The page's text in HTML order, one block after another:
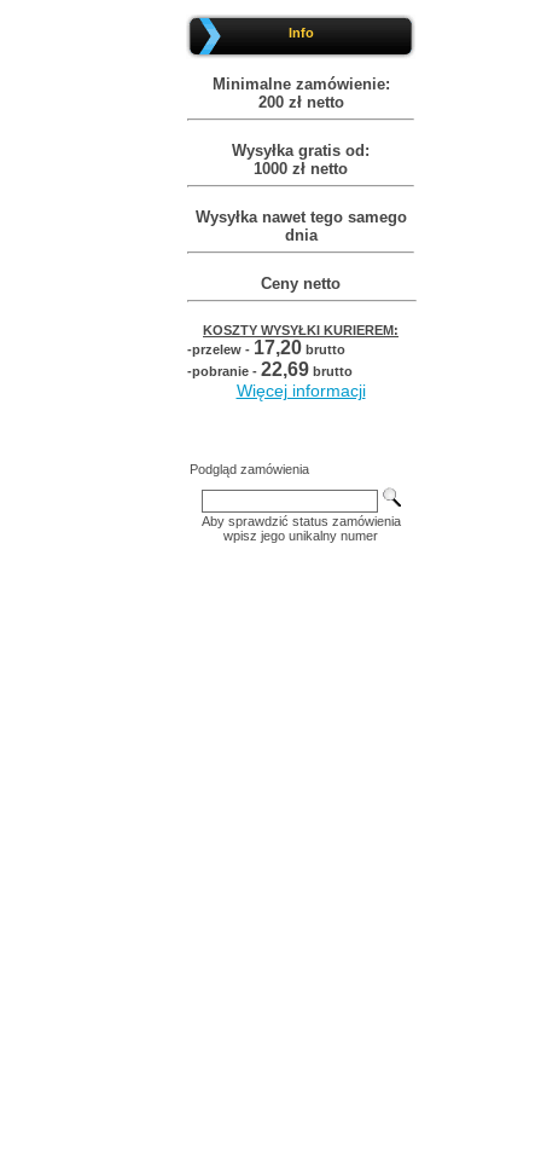
Info
Minimalne zamówienie:
200 zł netto
Wysyłka gratis od:
1000 zł netto
Wysyłka nawet tego samego
dnia
Ceny netto
KOSZTY WYSYŁKI KURIEREM:
-przelew - 17,20 brutto
-pobranie - 22,69 brutto
Więcej informacji
Podgląd zamówienia
Aby sprawdzić status zamówienia
wpisz jego unikalny numer